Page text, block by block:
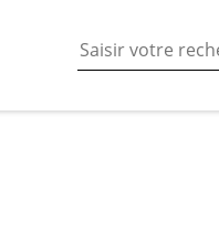
ce site vous acceptez
sur les réseaux